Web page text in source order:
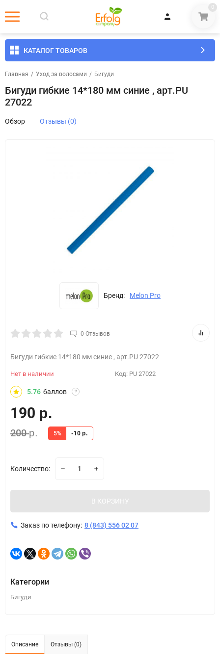
0
КАТАЛОГ ТОВАРОВ
Главная / Уход за волосами / Бигуди
Бигуди гибкие 14*180 мм синие , арт.PU
27022
Обзор Отзывы (0)
Бренд: Melon Pro
0 Отзывов
Бигуди гибкие 14*180 мм синие , арт.PU 27022
Нет в наличии Код: PU 27022
5.76 баллов ?
190 р.
200р. 5% -10 р.
Количество:
В КОРЗИНУ
Заказ по телефону: 8 (843) 556 02 07
Категории
Бигуди
Описание Отзывы (0)